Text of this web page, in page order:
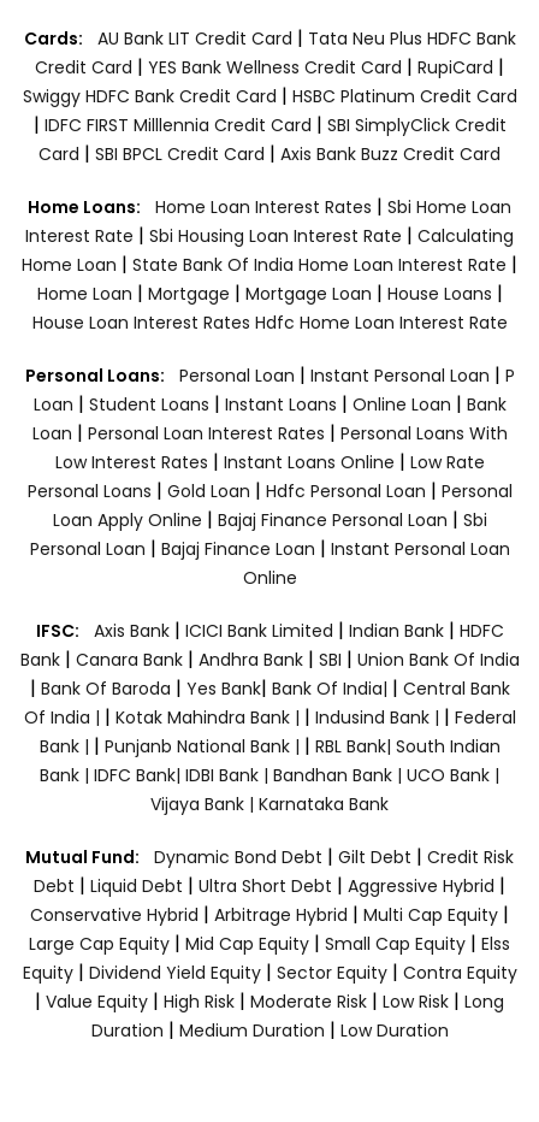
Cards: AU Bank LIT Credit Card | Tata Neu Plus HDFC Bank
Credit Card | YES Bank Wellness Credit Card | RupiCard |
Swiggy HDFC Bank Credit Card | HSBC Platinum Credit Card
| IDFC FIRST Milllennia Credit Card | SBI SimplyClick Credit
Card | SBI BPCL Credit Card | Axis Bank Buzz Credit Card
Home Loans: Home Loan Interest Rates | Sbi Home Loan
Interest Rate | Sbi Housing Loan Interest Rate | Calculating
Home Loan | State Bank Of India Home Loan Interest Rate |
Home Loan | Mortgage | Mortgage Loan | House Loans |
House Loan Interest Rates Hdfc Home Loan Interest Rate
Personal Loans: Personal Loan | Instant Personal Loan | P
Loan | Student Loans | Instant Loans | Online Loan | Bank
Loan | Personal Loan Interest Rates | Personal Loans With
Low Interest Rates | Instant Loans Online | Low Rate
Personal Loans | Gold Loan | Hdfc Personal Loan | Personal
Loan Apply Online | Bajaj Finance Personal Loan | Sbi
Personal Loan | Bajaj Finance Loan | Instant Personal Loan
Online
IFSC: Axis Bank | ICICI Bank Limited | Indian Bank | HDFC
Bank| Canara Bank | Andhra Bank| SBI | Union Bank Of India
| Bank Of Baroda | Yes Bank| Bank Of India| | Central Bank
Of India | | Kotak Mahindra Bank | | Indusind Bank | | Federal
Bank | | Punjanb National Bank | | RBL Bank| South Indian
Bank | IDFC Bank| IDBI Bank | Bandhan Bank | UCO Bank |
Vijaya Bank | Karnataka Bank
Mutual Fund: Dynamic Bond Debt | Gilt Debt | Credit Risk
Debt | Liquid Debt | Ultra Short Debt | Aggressive Hybrid |
Conservative Hybrid | Arbitrage Hybrid | Multi Cap Equity |
Large Cap Equity | Mid Cap Equity | Small Cap Equity | Elss
Equity| Dividend Yield Equity| Sector Equity | Contra Equity
| Value Equity | High Risk | Moderate Risk | Low Risk | Long
Duration | Medium Duration | Low Duration